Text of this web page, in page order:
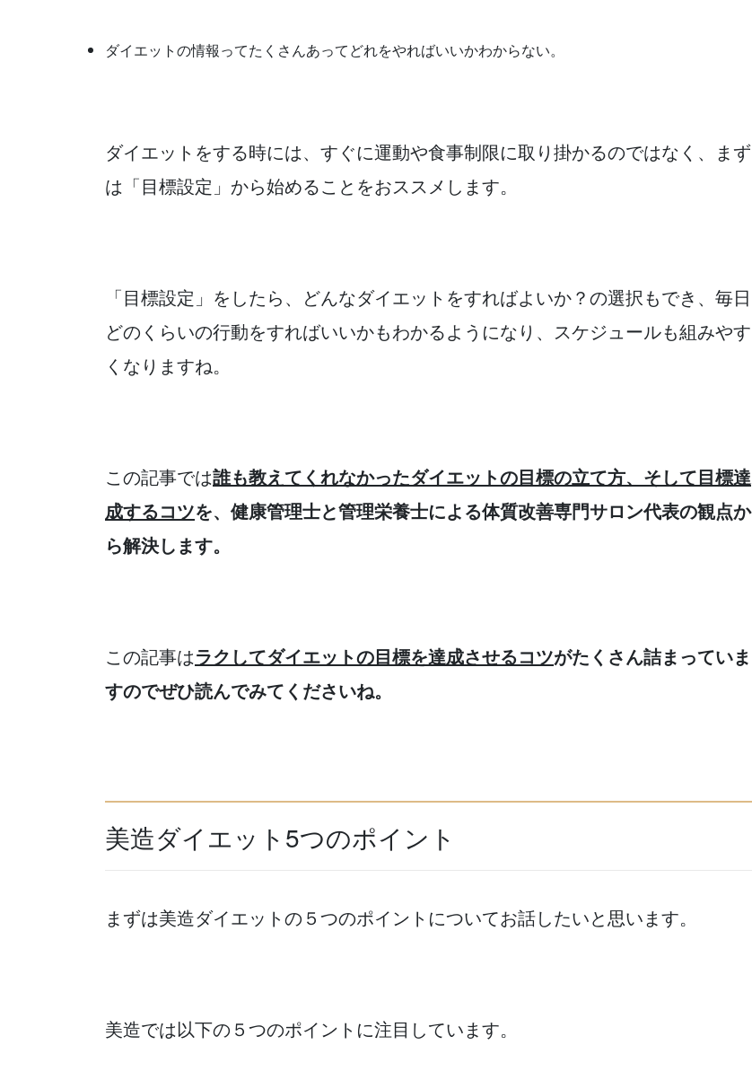
ダイエットの情報ってたくさんあってどれをやればいいかわからない。
ダイエットをする時には、すぐに運動や食事制限に取り掛かるのではなく、まず
は「目標設定」から始めることをおススメします。
「目標設定」をしたら、どんなダイエットをすればよいか？の選択もでき、毎日
どのくらいの行動をすればいいかもわかるようになり、スケジュールも組みやす
くなりますね。
この記事では誰も教えてくれなかったダイエットの目標の立て方、そして目標達
成するコツを、健康管理士と管理栄養士による体質改善専門サロン代表の観点か
ら解決します。
この記事はラクしてダイエットの目標を達成させるコツがたくさん詰まっていま
すのでぜひ読んでみてくださいね。
美造ダイエット5つのポイント
まずは美造ダイエットの５つのポイントについてお話したいと思います。
美造では以下の５つのポイントに注目しています。